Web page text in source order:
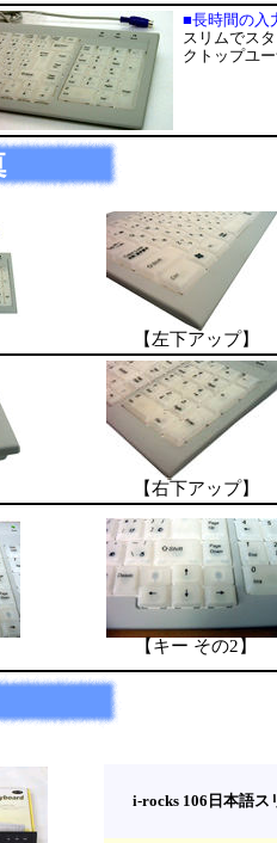
■長時間の入
スリムでス
クトップユ
【左下アップ】
【右下アップ】
【キー その2】
i-rocks 106日本語ス